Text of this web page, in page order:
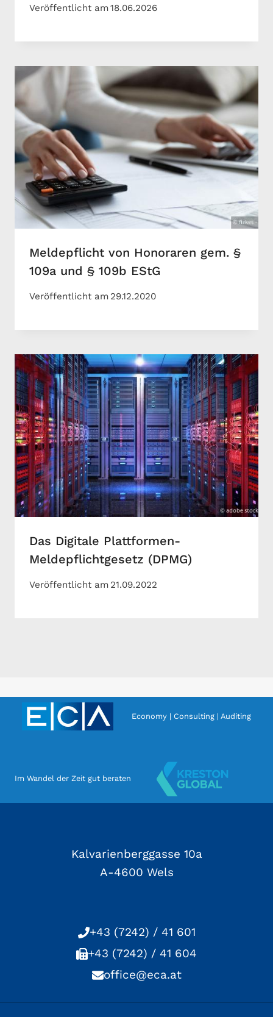
Veröffentlicht am18.06.2026
Meldepflicht von Honoraren gem. §
109a und § 109b EStG
Veröffentlicht am 29.12.2020
Das Digitale Plattformen-
Meldepflichtgesetz (DPMG)
Veröffentlicht am 21.09.2022
Economy | Consulting | Auditing
Im Wandel der Zeit gut beraten
Kalvarienberggasse 10a
A-4600 Wels
+43 (7242) / 41 601
+43 (7242) / 41 604
office@eca.at